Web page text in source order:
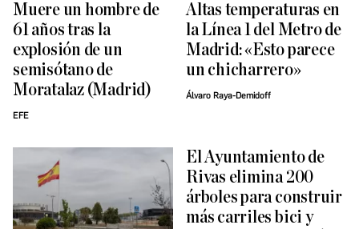
Muere un hombre de
61 años tras la
explosión de un
semisótano de
Moratalaz (Madrid)
EFE
Altas temperaturas en
la Línea 1 del Metro de
Madrid: «Esto parece
un chicharrero»
Álvaro Raya-Demidoff
El Ayuntamiento de
Rivas elimina 200
árboles para construir
más carriles bici y